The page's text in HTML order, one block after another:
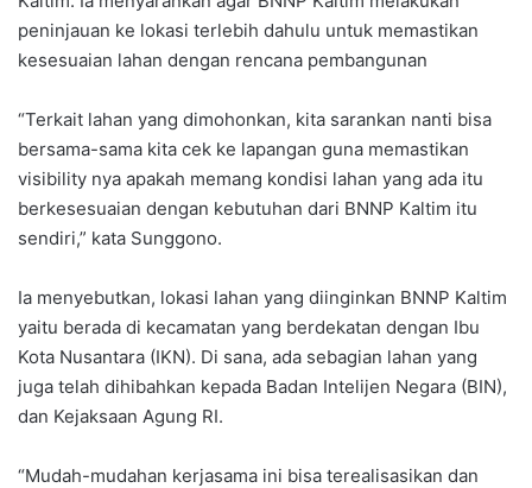
peninjauan ke lokasi terlebih dahulu untuk memastikan
kesesuaian lahan dengan rencana pembangunan
“Terkait lahan yang dimohonkan, kita sarankan nanti bisa
bersama-sama kita cek ke lapangan guna memastikan
visibility nya apakah memang kondisi lahan yang ada itu
berkesesuaian dengan kebutuhan dari BNNP Kaltim itu
sendiri,” kata Sunggono.
Ia menyebutkan, lokasi lahan yang diinginkan BNNP Kaltim
yaitu berada di kecamatan yang berdekatan dengan Ibu
Kota Nusantara (IKN). Di sana, ada sebagian lahan yang
juga telah dihibahkan kepada Badan Intelijen Negara (BIN),
dan Kejaksaan Agung RI.
“Mudah-mudahan kerjasama ini bisa terealisasikan dan